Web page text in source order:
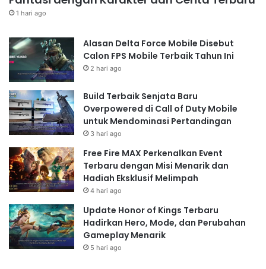
1 hari ago
Alasan Delta Force Mobile Disebut
Calon FPS Mobile Terbaik Tahun Ini
2 hari ago
Build Terbaik Senjata Baru
Overpowered di Call of Duty Mobile
untuk Mendominasi Pertandingan
3 hari ago
Free Fire MAX Perkenalkan Event
Terbaru dengan Misi Menarik dan
Hadiah Eksklusif Melimpah
4 hari ago
Update Honor of Kings Terbaru
Hadirkan Hero, Mode, dan Perubahan
Gameplay Menarik
5 hari ago